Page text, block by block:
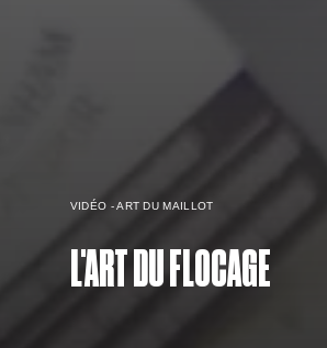
VIDÉO - ART DU MAILLOT
L'ART DU FLOCAGE